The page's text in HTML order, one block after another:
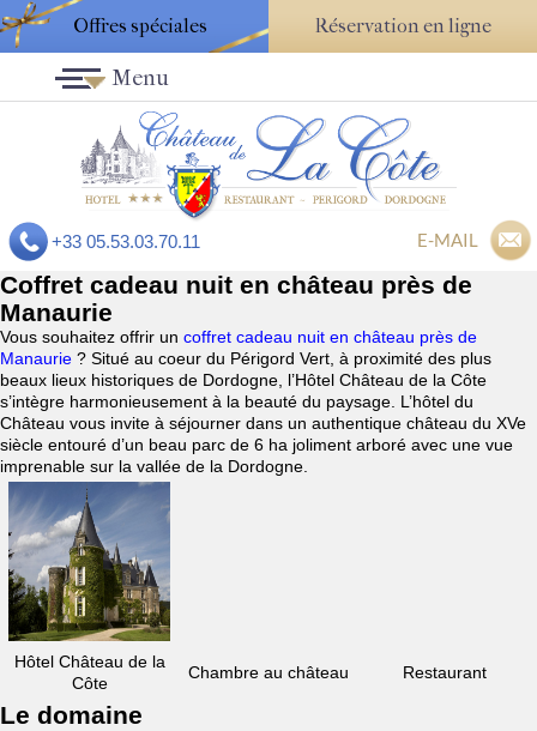
Offres spéciales Réservation en ligne
+33 05.53.03.70.11 E-MAIL
Menu
Coffret cadeau nuit en château près de
Manaurie
Vous souhaitez offrir un coffret cadeau nuit en château près de
Manaurie ? Situé au coeur du Périgord Vert, à proximité des plus
beaux lieux historiques de Dordogne, l’Hôtel Château de la Côte
s’intègre harmonieusement à la beauté du paysage. L’hôtel du
Château vous invite à séjourner dans un authentique château du XVe
siècle entouré d’un beau parc de 6 ha joliment arboré avec une vue
imprenable sur la vallée de la Dordogne.
Hôtel Château de la
Côte
Chambre au château Restaurant
Le domaine